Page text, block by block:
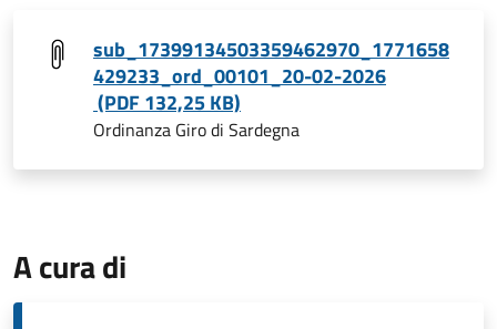
sub_17399134503359462970_1771658
429233_ord_00101_20-02-2026
(PDF 132,25 KB)
Ordinanza Giro di Sardegna
A cura di